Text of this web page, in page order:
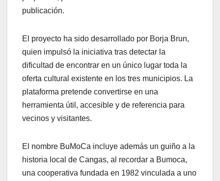
publicación.
El proyecto ha sido desarrollado por Borja Brun,
quien impulsó la iniciativa tras detectar la
dificultad de encontrar en un único lugar toda la
oferta cultural existente en los tres municipios. La
plataforma pretende convertirse en una
herramienta útil, accesible y de referencia para
vecinos y visitantes.
El nombre BuMoCa incluye además un guiño a la
historia local de Cangas, al recordar a Bumoca,
una cooperativa fundada en 1982 vinculada a uno